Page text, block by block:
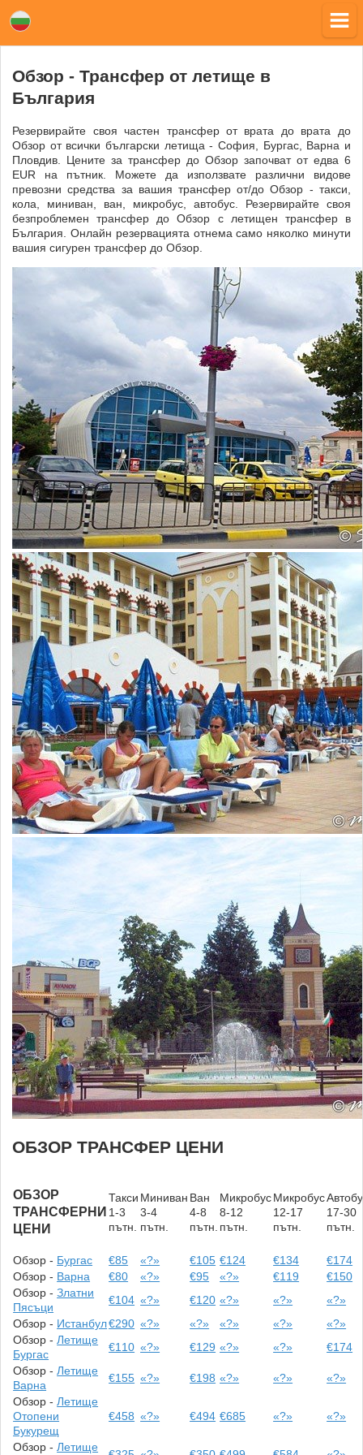
Обзор - Трансфер от летище в
България
Резервирайте своя частен трансфер от врата до врата до
Обзор от всички български летища - София, Бургас, Варна и
Пловдив. Цените за трансфер до Обзор започват от едва 6
EUR на пътник. Можете да използвате различни видове
превозни средства за вашия трансфер от/до Обзор - такси,
кола, миниван, ван, микробус, автобус. Резервирайте своя
безпроблемен трансфер до Обзор с летищен трансфер в
България. Онлайн резервацията отнема само няколко минути
вашия сигурен трансфер до Обзор.
ОБЗОР ТРАНСФЕР ЦЕНИ
ОБЗОР
ТРАНСФЕРНИ
ЦЕНИ
Такси
1-3
пътн.
Миниван
3-4
пътн.
Ван
4-8
пътн.
Микробус
8-12
пътн.
Микробус
12-17
пътн.
17-30
пътн.
Обзор - Бургас €85 «?» €105 €124 €134
€174
Обзор - Варна €80 «?» €95 «?» €119
€150
Обзор -Златни
Пясъци
€104 «?» €120 «?» «?»
«?»
Обзор - Истанбул€290 «?» «?» «?» «?»
«?»
Обзор - Летище
Бургас
€110 «?» €129 «?» «?»
€174
Обзор - Летище
Варна
€155 «?» €198 «?» «?»
«?»
Обзор - Летище
Отопени
Букурещ
€458 «?» €494 €685 «?» «?»
Обзор - Летище